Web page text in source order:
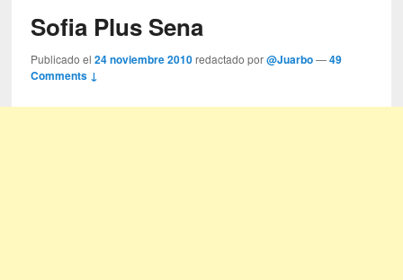
Sofia Plus Sena
Publicado el24 noviembre 2010 redactado por@Juarbo —49
Comments ↓